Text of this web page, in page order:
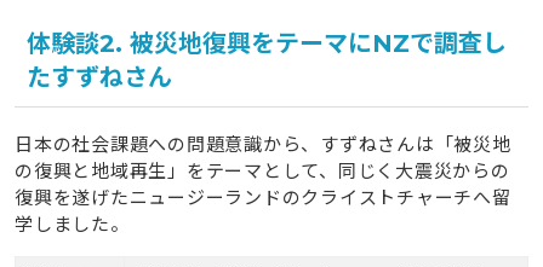
体験談2. 被災地復興をテーマにNZで調査し
たすずねさん
日本の社会課題への問題意識から、すずねさんは「被災地
の復興と地域再生」をテーマとして、同じく大震災からの
復興を遂げたニュージーランドのクライストチャーチへ留
学しました。